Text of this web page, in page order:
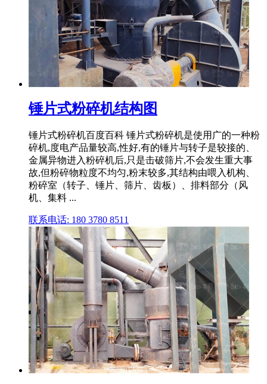
锤片式粉碎机结构图
锤片式粉碎机百度百科 锤片式粉碎机是使用广的一种粉
碎机,度电产品量较高,性好,有的锤片与转子是较接的、
金属异物进入粉碎机后,只是击破筛片,不会发生重大事
故,但粉碎物粒度不均匀,粉末较多,其结构由喂入机构、
粉碎室（转子、锤片、筛片、齿板）、排料部分（风
机、集料 ...
联系电话: 180 3780 8511